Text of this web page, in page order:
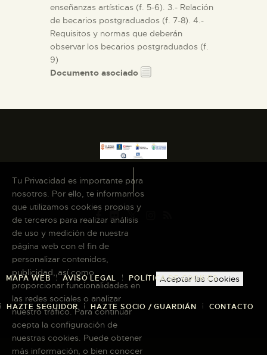
enseñanzas artísticas (f. 5-6). 3.- Relación
de becarios postgraduados (f. 7-8). 4.-
Requisitos y normas que deberán
observar los becarios postgraduados (f.
9)
Documento asociado
MAPA WEB AVISO LEGAL POLÍTICA DE COOKIES
HAZTE SEGUIDOR HAZTE SOCIO / GUARDIÁN CONTACTO
Tu Privacidad es importante para
nosotros. Por ello, te informamos
que utilizamos cookies propias y
de terceros para realizar análisis
de uso y medición de nuestra
página web con el fin de
personalizar contenidos,
publicidad, así como
proporcionar funcionalidades en
las redes sociales o analizar
nuestro tráfico. Para continuar
acepta la configuración de
nuestras cookies. Puede obtener
más información, o bien conocer
Aceptar las Cookies